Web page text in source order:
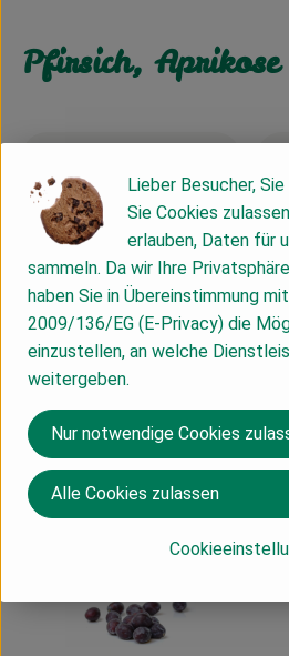
Pfirsich,
, Preis:
6,99 €
Mirabellen lose
Dieser Artikel kann nur bis
zum 08.08.2026 geliefert
werden.
,
Produkt zu Favouriten hinzufügen
Lieber Besucher,
Sie Cookies
erlauben, Daten für
sammeln. Da wir Ihre
haben Sie in Übereinstimmung
2009/136/EG (E-Privacy) die
einzustellen, an welche
weitergeben.
Nur notwendige Cookies
Alle Cookies zulassen